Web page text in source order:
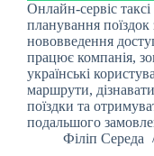
Онлайн-сервіс
планування
нововведення
працює компанія,
українські
маршрути,
поїздки та
подальшого
Філіп Середа